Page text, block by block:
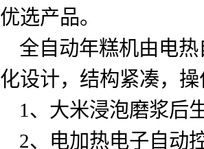
优选产品。
全自动年糕机由电
化设计，结构紧凑，
1 、大米浸泡磨浆后
2、电加热电子自动